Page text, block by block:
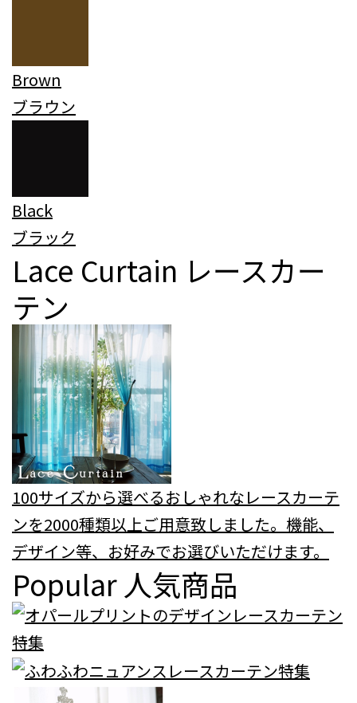
Brown
ブラウン
Black
ブラック
Lace Curtain レースカー
テン
100サイズから選べるおしゃれなレースカーテ
ンを2000種類以上ご用意致しました。機能、
デザイン等、お好みでお選びいただけます。
Popular 人気商品